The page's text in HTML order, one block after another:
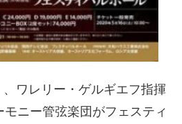
ワレリー・ゲルギエフ指揮
ニー管弦楽団がフェスティ